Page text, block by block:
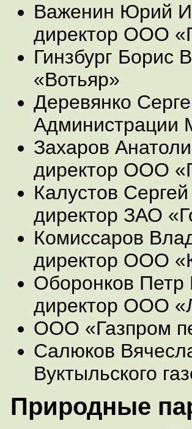
Важенин Юрий
директор ООО
Гинзбург
«Вотьяр»
Деревянко
Администрации
Захаров
директор ООО
Калустов
директор ЗАО
Комиссаров
директор ООО
Оборонков Петр
директор ООО
ООО «Газпром
Салюков
Вуктыльского
Природные